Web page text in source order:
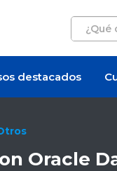
destacados
Oracle